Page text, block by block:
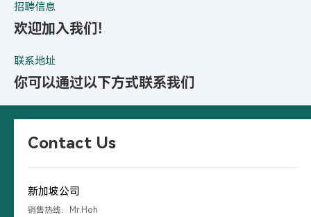
招聘信息
欢迎加入我们！
联系地址
你可以通过以下方式联系我们
Contact Us
新加坡公司
销售热线：Mr.Hoh